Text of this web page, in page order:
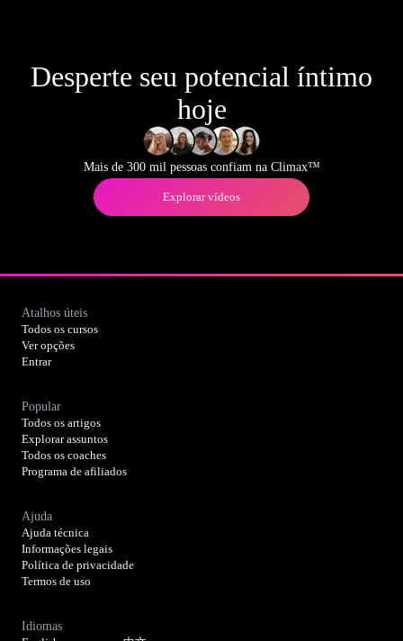
Desperte seu potencial íntimo
hoje
Mais de 300 mil pessoas confiam na Climax™
Explorar vídeos
Atalhos úteis
Todos os cursos
Ver opções
Entrar
Popular
Todos os artigos
Explorar assuntos
Todos os coaches
Programa de afiliados
Ajuda
Ajuda técnica
Informações legais
Política de privacidade
Termos de uso
Idiomas